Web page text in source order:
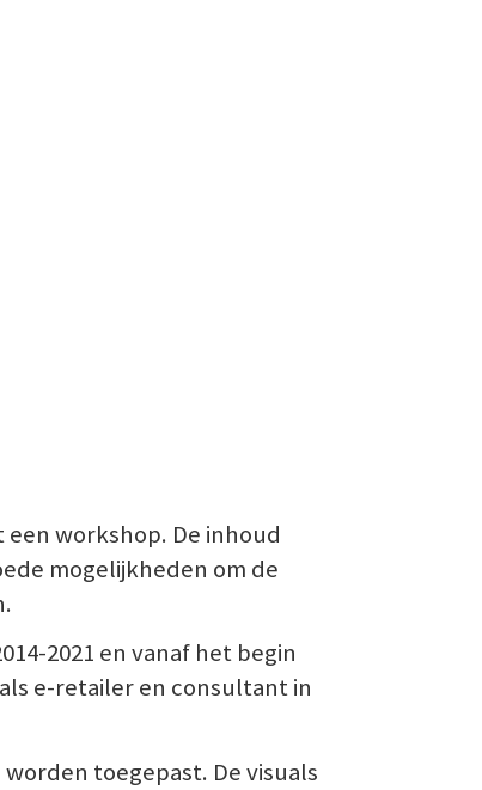
workshop. De inhoud
mogelijkheden om de
2021 en vanaf het begin
e-retailer en consultant in
toegepast. De visuals